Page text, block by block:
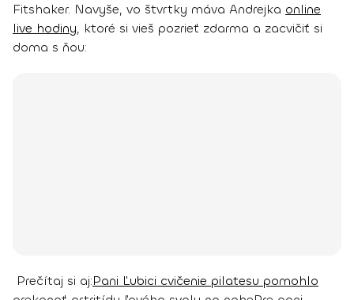
Fitshaker. Navyše, vo štvrtky máva Andrejka online
live hodiny, ktoré si vieš pozrieť zdarma a zacvičiť si
doma s ňou:
Prečítaj si aj:Pani Ľubici cvičenie pilatesu pomohlo